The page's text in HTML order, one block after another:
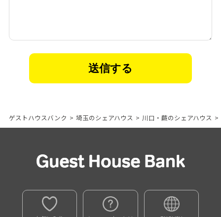
ゲストハウスバンク > 埼玉のシェアハウス > 川口・蕨のシェアハウス >